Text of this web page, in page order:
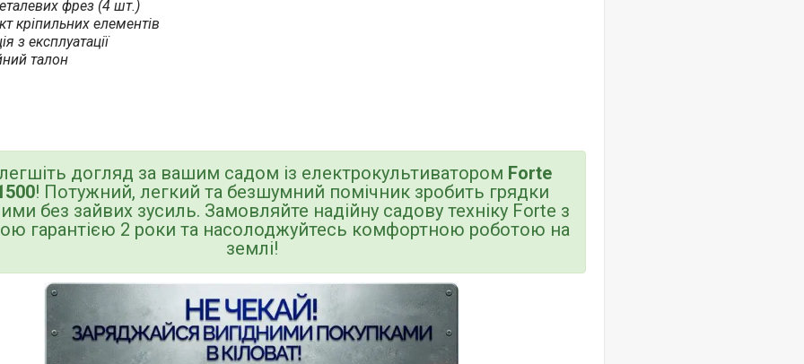
фрез (4 шт.)
кріпильних елементів
з експлуатації
талон
догляд за вашим садом із електрокультиватором Forte
! Потужний, легкий та безшумний помічник зробить грядки
без зайвих зусиль. Замовляйте надійну садову техніку Forte з
гарантією 2 роки та насолоджуйтесь комфортною роботою на
землі!